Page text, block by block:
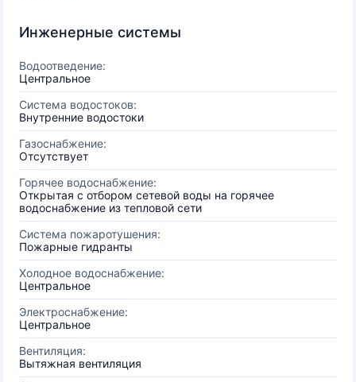
Инженерные системы
Водоотведение:
Центральное
Система водостоков:
Внутренние водостоки
Газоснабжение:
Отсутствует
Горячее водоснабжение:
Открытая с отбором сетевой воды на горячее
водоснабжение из тепловой сети
Система пожаротушения:
Пожарные гидранты
Холодное водоснабжение:
Центральное
Электроснабжение:
Центральное
Вентиляция:
Вытяжная вентиляция